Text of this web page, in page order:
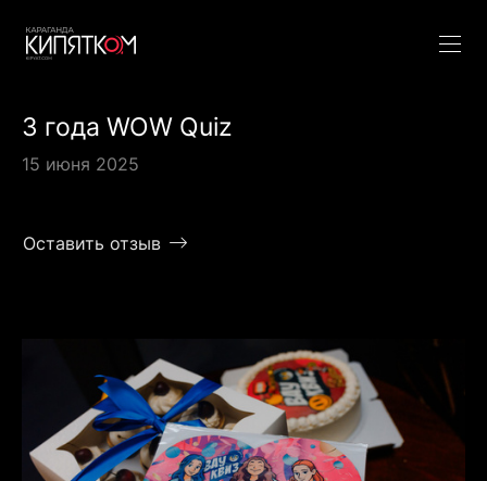
3 года WOW Quiz
15 июня 2025
Оставить отзыв